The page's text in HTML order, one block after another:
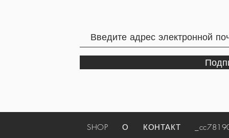
SHOP О КОНТАКТ